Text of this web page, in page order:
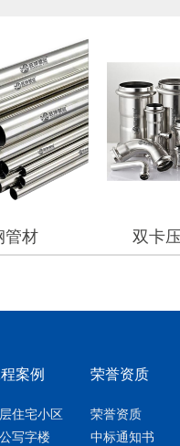
材 双卡压
案例
住宅小区
写字楼
荣誉资质
荣誉资质
中标通知书